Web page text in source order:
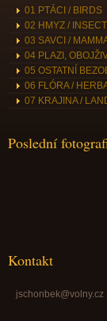
01 PTÁCI / BIRDS
02 HMYZ / INSECT
03 SAVCI /
04 PLAZI,
05 OSTATNÍ
06 FLÓRA /
07 KRAJINA /
Poslední
Kontakt
jschonbek@volny.cz